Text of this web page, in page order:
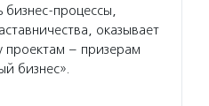
бизнес-процессы,
оказывает
– призерам
бизнес».